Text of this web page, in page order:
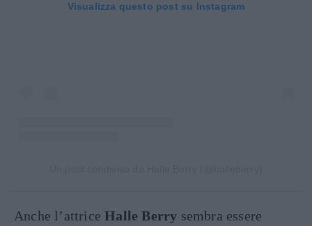
Visualizza questo post su Instagram
Anche l’attriceHalle Berry sembra essere